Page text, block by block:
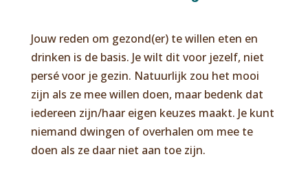
Jouw reden om gezond(er) te willen eten en
drinken is de basis. Je wilt dit voor jezelf, niet
persé voor je gezin. Natuurlijk zou het mooi
zijn als ze mee willen doen, maar bedenk dat
iedereen zijn/haar eigen keuzes maakt. Je kunt
niemand dwingen of overhalen om mee te
doen als ze daar niet aan toe zijn.